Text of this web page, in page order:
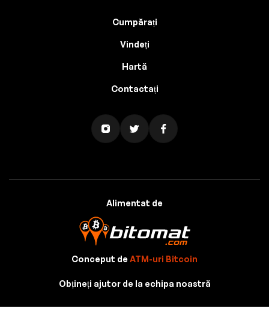
Cumpărați
Vindeți
Hartă
Contactați
Alimentat de
Conceput de ATM-uri Bitcoin
Obțineți ajutor de la echipa noastră